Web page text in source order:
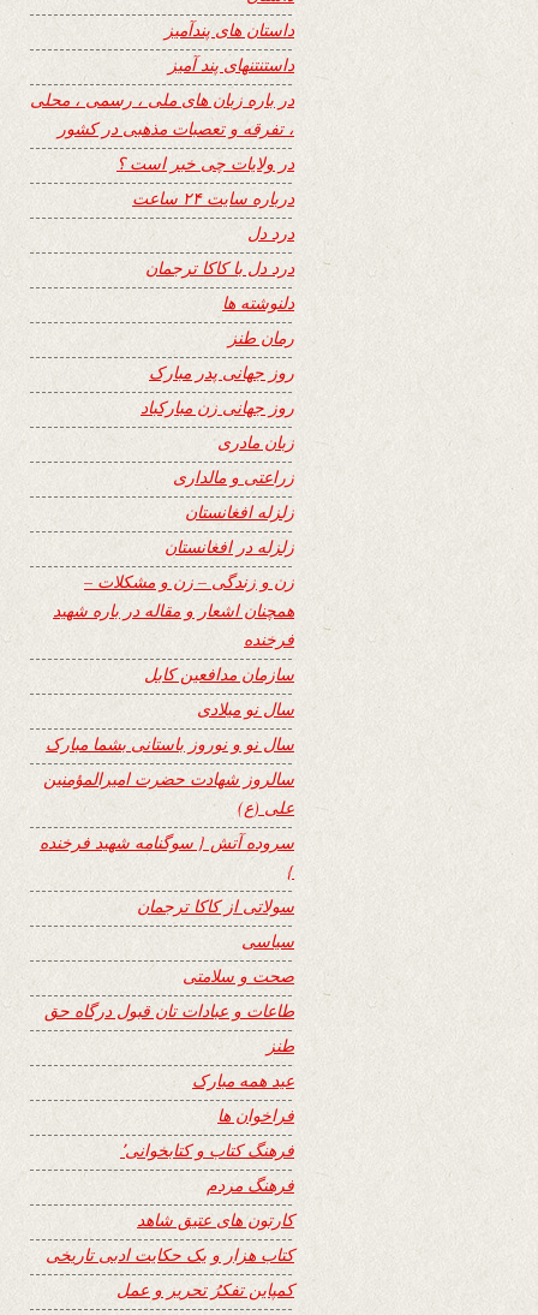
داستان های پندآمیز
داستنتنهای پند آمیز
در باره زبان های ملی ، رسمی ، محلی
، تفرقه و تعصبات مذهبی در کشور
در ولایات چی خبر است ؟
درباره سایت ۲۴ ساعت
درد دل
درد دل با کاکا ترجمان
دلنوشته ها
رمان طنز
روز جهانی پدر مبارک
روز جهانی زن مبارکباد
زبان مادری
زراعتی و مالداری
زلزله افغانستان
زلزله در افغانستان
زن و زندگی – زن و مشکلات –
همچنان اشعار و مقاله در باره شهید
فرخنده
سازمان مدافعین کابل
سال نو میلادی
سال نو و نوروز باستانی بشما مبارک
سالروز شهادت حضرت امیرالمؤمنین
علی (ع)
سروده آتش { سوگنامه شهید فرخنده
}
سولاتی از کاکا ترجمان
سیاسی
صحت و سلامتی
طاعات و عبادات تان قبول درگاه حق
طنز
عید همه مبارک
فراخوان ها
فرهنگ کتاب و کتابخوانی٬
فرهنگ مردم
کارتون های عتیق شاهد
کتاب هزار و یک حکایت ادبی تاریخی
کمپاین تفکرُ تحریر و عمل